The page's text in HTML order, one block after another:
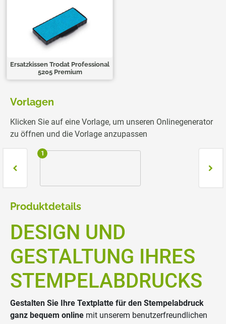
Ersatzkissen Trodat Professional
5205 Premium
Vorlagen
Klicken Sie auf eine Vorlage, um unseren Onlinegenerator
zu öffnen und die Vorlage anzupassen
1
Produktdetails
DESIGN UND
GESTALTUNG IHRES
STEMPELABDRUCKS
Gestalten Sie Ihre Textplatte für den Stempelabdruck
ganz bequem online mit unserem benutzerfreundlichen